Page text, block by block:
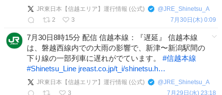
JR東日本【信越エリア】運行情報 (公式) @JRE_Shinetsu_A
2
3 7月30日(木) 0:09
7月30日8時15分 配信 信越本線：『遅延』 信越本線
は、磐越西線内での大雨の影響で、新津〜新潟駅間の
下り線の一部列車に遅れがでています。 #信越本線
#Shinetsu_Line jreast.co.jp/t_i/shinetsu.h…
JR東日本【信越エリア】運行情報 (公式) @JRE_Shinetsu_A
3
7月29日(水) 23:18